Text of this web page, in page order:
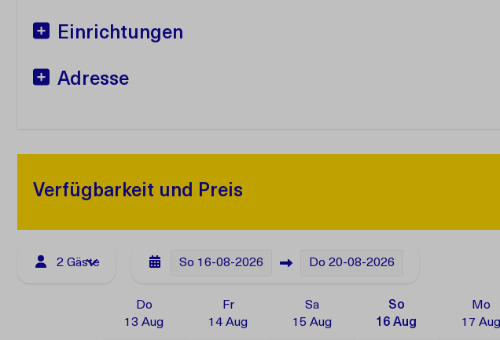
Einrichtungen
Adresse
Verfügbarkeit und Preis
2 Gäste So 16-08-2026 Do 20-08-2026
Do
13 Aug
Fr
14 Aug
Sa
15 Aug
So
16 Aug
Mo
17 Aug